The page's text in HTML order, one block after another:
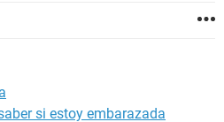
si estoy embarazada